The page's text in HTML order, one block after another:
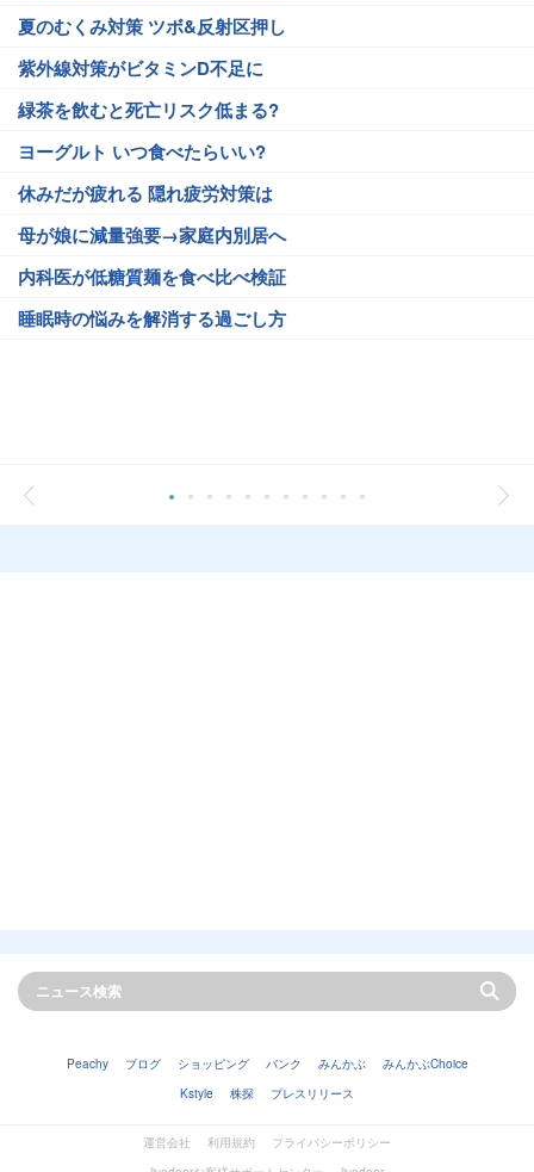
夏のむくみ対策 ツボ&反射区押し
紫外線対策がビタミンD不足に
緑茶を飲むと死亡リスク低まる?
ヨーグルト いつ食べたらいい?
休みだが疲れる 隠れ疲労対策は
母が娘に減量強要→家庭内別居へ
内科医が低糖質麺を食べ比べ検証
睡眠時の悩みを解消する過ごし方
Peachy ブログ ショッピング バンク みんかぶ
みんかぶChoice
Kstyle
株探 プレスリリース
運営会社 利用規約
プライバシーポリシー